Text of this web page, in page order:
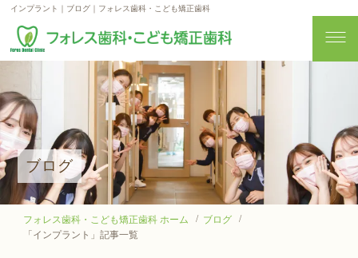
インプラント｜ブログ｜フォレス歯科・こども矯正歯科
ブログ
フォレス歯科・こども矯正歯科 ホーム
ブログ
「インプラント」記事一覧